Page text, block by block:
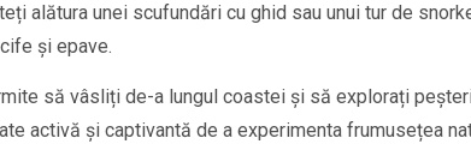
alătura unei scufundări cu ghid sau unui tur de
și epave.
să vâsliți de-a lungul coastei și să explorați
activă și captivantă de a experimenta frumusețea